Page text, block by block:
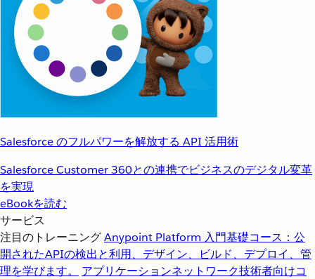
Salesforce のフルパワーを解放する API 活用術
Salesforce Customer 360との連携でビジネスのデジタル変革
を実現
eBookを読む
サービス
注目のトレーニングAnypoint Platform 入門基礎コース：公
開されたAPIの検出と利用、デザイン、ビルド、デプロイ、管
理を学びます。
アプリケーションネットワーク技術者向けコ